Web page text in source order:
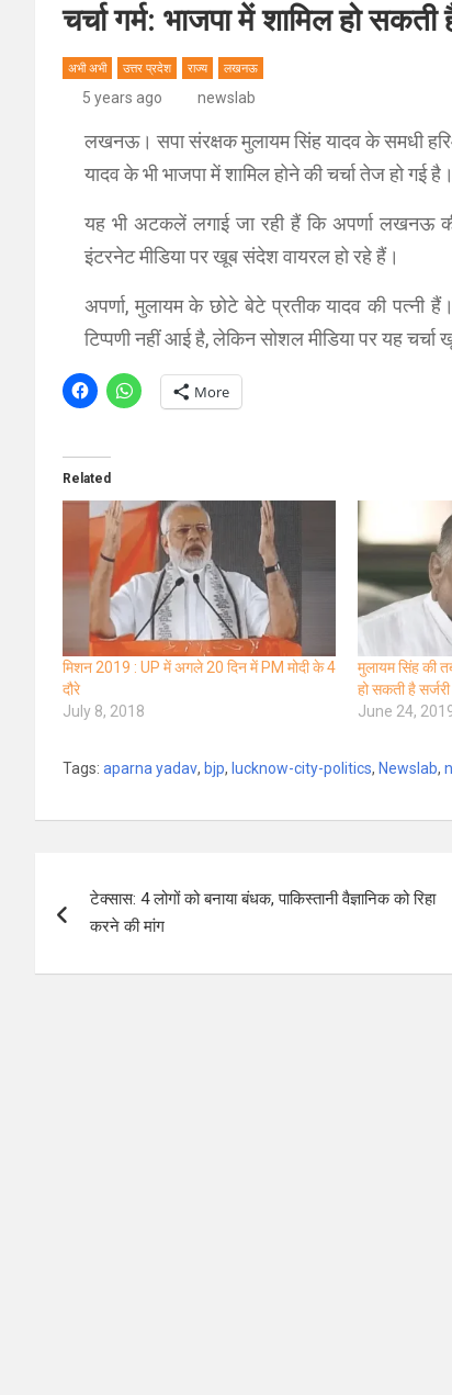
चर्चा गर्म: भाजपा में शामिल हो
अभी अभी उत्तर प्रदेश राज्य लखनऊ
5 years ago newslab
लखनऊ। सपा संरक्षक मुलायम सि‍ंह यादव के समधी
यादव के भी भाजपा में शामिल होने की चर्चा तेज हो गई है।
यह भी अटकलें लगाई जा रही हैं कि अपर्णा लखनऊ
इंटरनेट मीडिया पर खूब संदेश वायरल हो रहे हैं।
अपर्णा, मुलायम के छोटे बेटे प्रतीक यादव की पत्नी
टिप्पणी नहीं आई है, लेकिन सोशल मीडिया पर यह चर्चा
More
Related
मिशन 2019 : UP में अगले 20 दिन में PM मोदी के 4
दौरे
July 8, 2018
मुलायम सिंह की
हो सकती है सर्जरी
June 24,
Tags: aparna yadav, bjp, lucknow-city-politics, Newslab,
navigation
टेक्सास: 4 लोगों को बनाया बंधक, पाकिस्तानी वैज्ञानिक को रिहा
करने की मांग